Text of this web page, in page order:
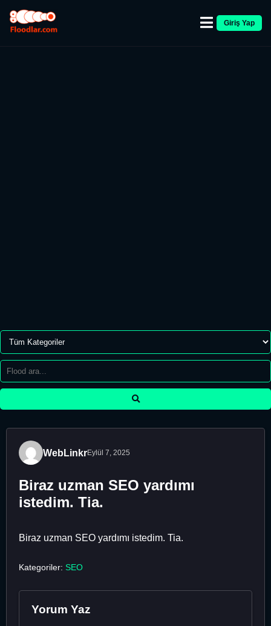
Giriş Yap
WebLinkrEylül 7, 2025
Biraz uzman SEO yardımı
istedim. Tia.
Biraz uzman SEO yardımı istedim. Tia.
Kategoriler: SEO
Yorum Yaz